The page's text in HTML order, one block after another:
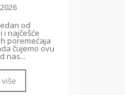
od
i najčešće
poremećaja
čujemo ovu
nas...